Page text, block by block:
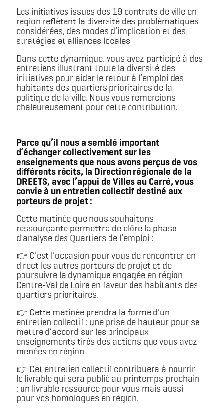
Les initiatives issues des 19 contrats de ville en
région reflètent la diversité des problématiques
considérées, des modes d’implication et des
stratégies et alliances locales.
Dans cette dynamique, vous avez participé à des
entretiens illustrant toute la diversité des
initiatives pour aider le retour à l’emploi des
habitants des quartiers prioritaires de la
politique de la ville. Nous vous remercions
chaleureusement pour cette contribution.
Parce qu’il nous a semblé important
d’échanger collectivement sur les
enseignements que nous avons perçus de vos
différents récits, la Direction régionale de la
DREETS, avec l’appui de Villes au Carré, vous
convie à un entretien collectif destiné aux
porteurs de projet :
Cette matinée que nous souhaitons
ressourçante permettra de clôre la phase
d’analyse des Quartiers de l’emploi :
👉 C’est l’occasion pour vous de rencontrer en
direct les autres porteurs de projet et de
poursuivre la dynamique engagée en région
Centre-Val de Loire en faveur des habitants des
quartiers prioritaires.
👉 Cette matinée prendra la forme d’un
entretien collectif : une prise de hauteur pour se
mettre d’accord sur les principaux
enseignements tirés des actions que vous avez
menées en région.
👉 Cet entretien collectif contribuera à nourrir
le livrable qui sera publié au printemps prochain
: un livrable ressource pour vous mais aussi
pour vos homologues en région.